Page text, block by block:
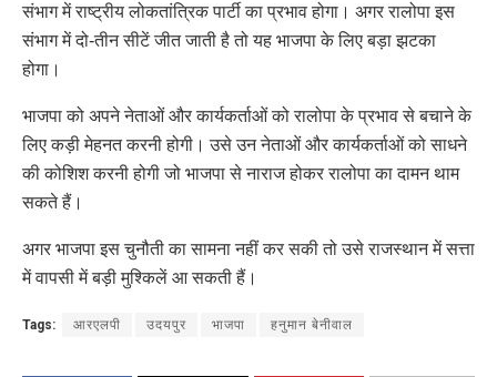
संभाग में राष्ट्रीय लोकतांत्रिक पार्टी का प्रभाव होगा। अगर रालोपा इस
संभाग में दो-तीन सीटें जीत जाती है तो यह भाजपा के लिए बड़ा झटका
होगा।
भाजपा को अपने नेताओं और कार्यकर्ताओं को रालोपा के प्रभाव से बचाने के
लिए कड़ी मेहनत करनी होगी। उसे उन नेताओं और कार्यकर्ताओं को साधने
की कोशिश करनी होगी जो भाजपा से नाराज होकर रालोपा का दामन थाम
सकते हैं।
अगर भाजपा इस चुनौती का सामना नहीं कर सकी तो उसे राजस्थान में सत्ता
में वापसी में बड़ी मुश्किलें आ सकती हैं।
Tags: आरएलपी उदयपुर भाजपा हनुमान बेनीवाल